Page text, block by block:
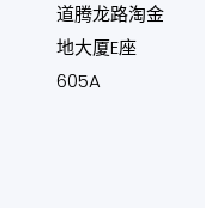
道腾龙路淘金
地大厦E座
605A